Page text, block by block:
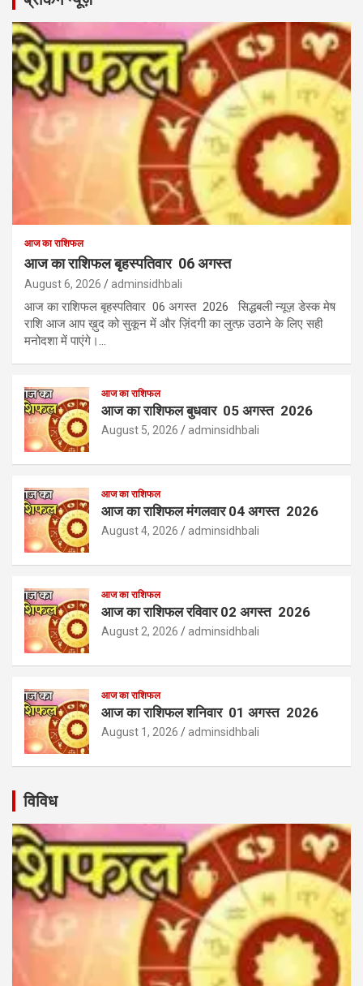
आज का राशिफल
आज का राशिफल बृहस्पतिवार 06 अगस्त
August 6, 2026 adminsidhbali
आज का राशिफल बृहस्पतिवार 06 अगस्त 2026 सिद्धबली न्यूज़ डेस्क मेष
राशि आज आप ख़ुद को सुकून में और ज़िंदगी का लुत्फ़ उठाने के लिए सही
मनोदशा में पाएंगे।…
आज का राशिफल
आज का राशिफल बुधवार 05 अगस्त 2026
August 5, 2026 adminsidhbali
आज का राशिफल
आज का राशिफल मंगलवार 04 अगस्त 2026
August 4, 2026 adminsidhbali
आज का राशिफल
आज का राशिफल रविवार 02 अगस्त 2026
August 2, 2026 adminsidhbali
आज का राशिफल
आज का राशिफल शनिवार 01 अगस्त 2026
August 1, 2026 adminsidhbali
विविध